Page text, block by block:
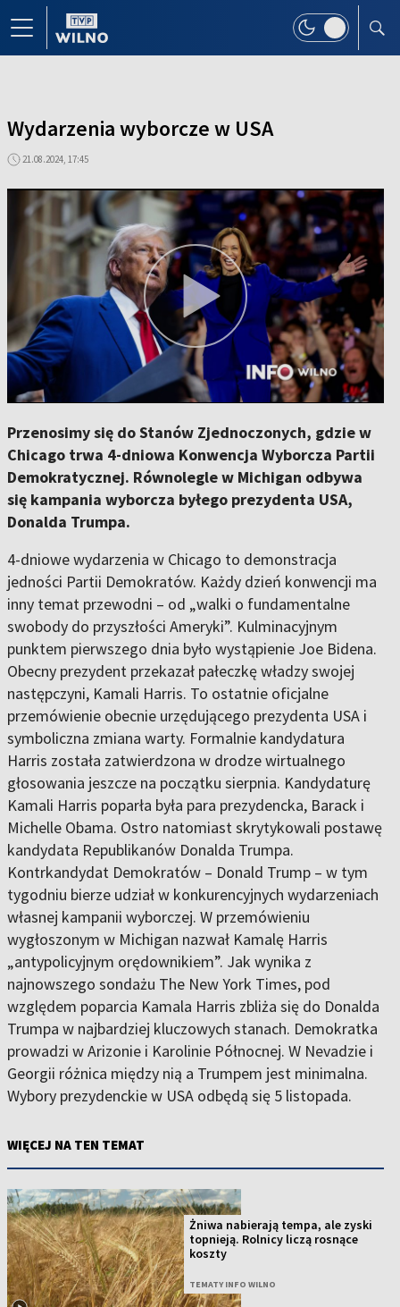
Wydarzenia wyborcze w USA
21.08.2024, 17:45
Przenosimy się do Stanów Zjednoczonych, gdzie w
Chicago trwa 4-dniowa Konwencja Wyborcza Partii
Demokratycznej. Równolegle w Michigan odbywa
się kampania wyborcza byłego prezydenta USA,
Donalda Trumpa.
4-dniowe wydarzenia w Chicago to demonstracja
jedności Partii Demokratów. Każdy dzień konwencji ma
inny temat przewodni – od „walki o fundamentalne
swobody do przyszłości Ameryki”. Kulminacyjnym
punktem pierwszego dnia było wystąpienie Joe Bidena.
Obecny prezydent przekazał pałeczkę władzy swojej
następczyni, Kamali Harris. To ostatnie oficjalne
przemówienie obecnie urzędującego prezydenta USA i
symboliczna zmiana warty. Formalnie kandydatura
Harris została zatwierdzona w drodze wirtualnego
głosowania jeszcze na początku sierpnia. Kandydaturę
Kamali Harris poparła była para prezydencka, Barack i
Michelle Obama. Ostro natomiast skrytykowali postawę
kandydata Republikanów Donalda Trumpa.
Kontrkandydat Demokratów – Donald Trump – w tym
tygodniu bierze udział w konkurencyjnych wydarzeniach
własnej kampanii wyborczej. W przemówieniu
wygłoszonym w Michigan nazwał Kamalę Harris
„antypolicyjnym orędownikiem”. Jak wynika z
najnowszego sondażu The New York Times, pod
względem poparcia Kamala Harris zbliża się do Donalda
Trumpa w najbardziej kluczowych stanach. Demokratka
prowadzi w Arizonie i Karolinie Północnej. W Nevadzie i
Georgii różnica między nią a Trumpem jest minimalna.
Wybory prezydenckie w USA odbędą się 5 listopada.
WIĘCEJ NA TEN TEMAT
Żniwa nabierają tempa, ale zyski
topnieją. Rolnicy liczą rosnące
koszty
TEMATY INFO WILNO